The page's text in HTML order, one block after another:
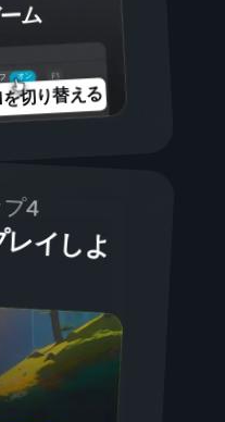
ム
オン
切り替える
4
イしよ